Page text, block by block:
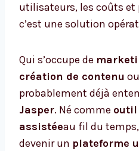
utilisateurs, les coûts et
c’est une solution
Qui s’occupe de
création de contenu ou
probablement déjà
Jasper. Né comme outil
assistéeau fil du
devenir un plateforme